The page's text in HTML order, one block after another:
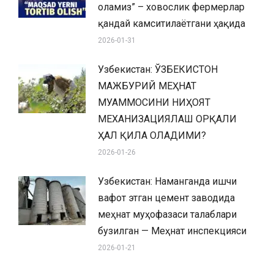
оламиз” – ховослик фермерлар
қандай камситилаётгани ҳақида
2026-01-31
Узбекистан: ЎЗБЕКИСТОН
МАЖБУРИЙ МЕҲНАТ
МУАММОСИНИ НИҲОЯТ
МЕХАНИЗАЦИЯЛАШ ОРҚАЛИ
ҲАЛ ҚИЛА ОЛАДИМИ?
2026-01-26
Узбекистан: Наманганда ишчи
вафот этган цемент заводида
меҳнат муҳофазаси талаблари
бузилган — Меҳнат инспекцияси
2026-01-21